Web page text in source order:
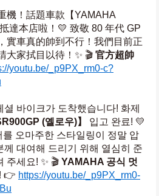
機！話題車款【YAMAHA
達本店啦！💛 致敬 80 年代 GP
實車真的帥到不行！我們目前正
大家拭目以待！✨ 🎬 官方超帥
youtu.be/_p9PX_rm0-c?
바이크가 도착했습니다! 화제
(옐로우)】
입고 완료! 💛
오마주한 스타일링이 정말 압
께 대여해 드리기 위해 열심히 준
주세요! ✨ 🎬 YAMAHA 공식 멋
👉 https://youtu.be/_p9PX_rm0-